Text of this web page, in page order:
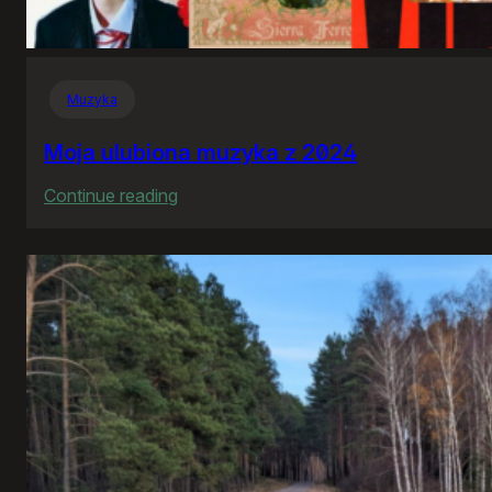
Muzyka
Moja ulubiona muzyka z 2024
Continue reading
ulubiona
muzyka
z
2024